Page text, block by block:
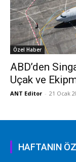
Özel Haber
ABD’den
Uçak ve
ANT Editor - 21 Ocak
HAFTANIN